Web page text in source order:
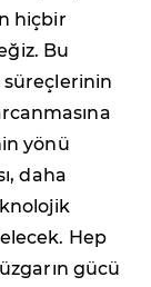
hiçbir
Bu
süreçlerinin
yönü
daha
Hep
gücü